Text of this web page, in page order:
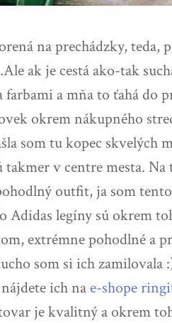
na prechádzky,
ak je cestá ako-tak
a mňa to ťahá do
okrem nákupného
som tu kopec skvelých
takmer v centre mesta.
outfit, ja som
Adidas legíny sú okrem
extrémne pohodlné a
som si ich
ich nae-shope
je kvalitný a okrem